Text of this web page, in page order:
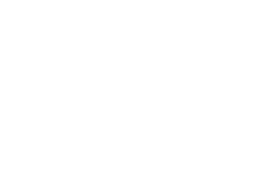
您的家庭或小型企業)。
員、您的小型企業員工或其裝
您正在替父母或年長者、未成
伴侶、員工進行註冊，即表示
本人或上述身對象的資訊正確
權向我們提供此資訊，以及代